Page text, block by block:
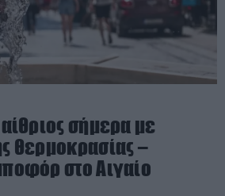
σήμερα με
θερμοκρασίας –
στο Αιγαίο